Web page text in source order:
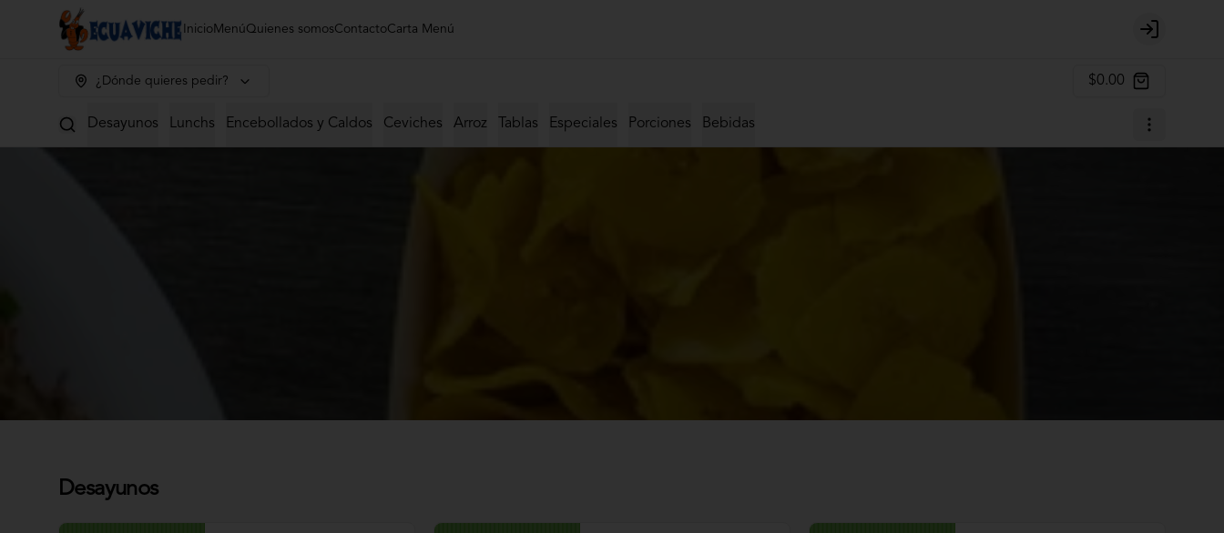
InicioMenúQuienes somosContactoCarta Menú
Login
¿Dónde quieres pedir? $0.00
Desayunos Lunchs Encebollados y Caldos Ceviches Arroz Tablas Especiales Porciones Bebidas
Desayunos